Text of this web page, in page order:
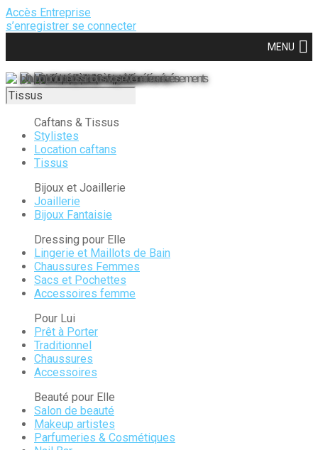
Accès Entreprise
s’enregistrer se connecter
MENU
Un planificateur à votre disposition
pour prendre du plaisir à organiser vos événements
Une équipe de 10 expertes
pour vous guider
Les meilleurs prestataires référencés
pour réussir tous vos événements
Caftans & Tissus
Stylistes
Location caftans
Tissus
Bijoux et Joaillerie
Joaillerie
Bijoux Fantaisie
Dressing pour Elle
Lingerie et Maillots de Bain
Chaussures Femmes
Sacs et Pochettes
Accessoires femme
Pour Lui
Prêt à Porter
Traditionnel
Chaussures
Accessoires
Beauté pour Elle
Salon de beauté
Makeup artistes
Parfumeries & Cosmétiques